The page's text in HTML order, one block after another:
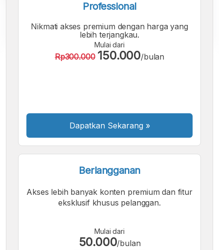
A A A
Professional
Nikmati akses premium dengan harga yang
lebih terjangkau.
Mulai dari
Rp300.000 150.000/bulan
Dapatkan Sekarang »
Berlangganan
Akses lebih banyak konten premium dan fitur
eksklusif khusus pelanggan.
Mulai dari
50.000/bulan